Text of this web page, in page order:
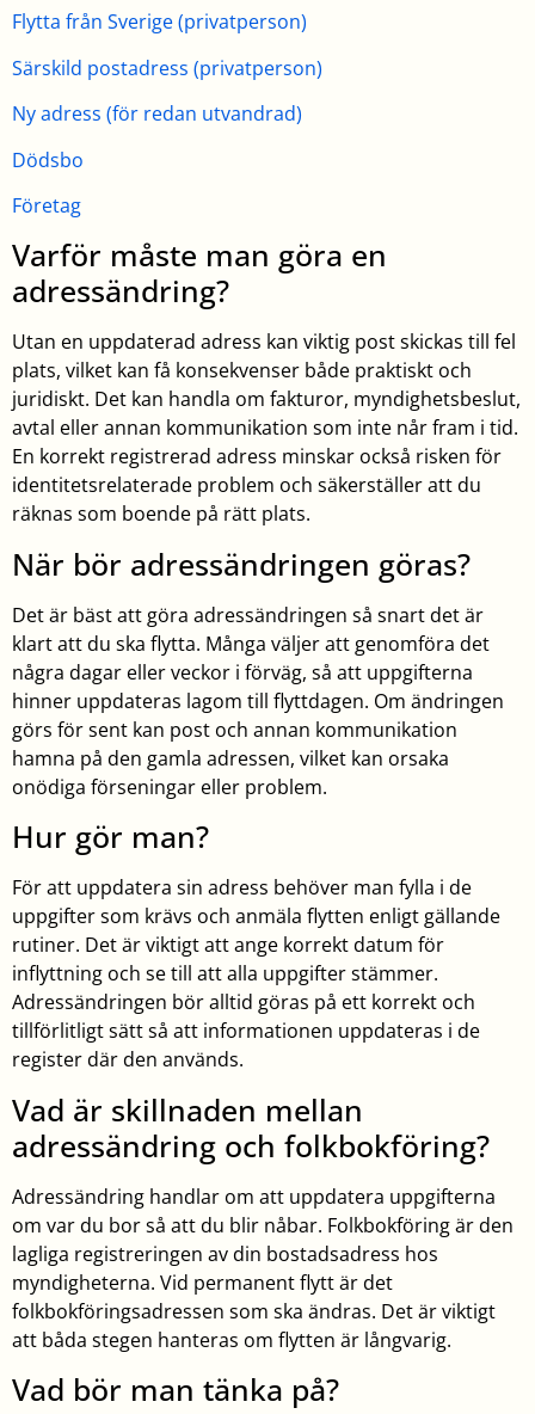
Flytta från Sverige (privatperson)
Särskild postadress (privatperson)
Ny adress (för redan utvandrad)
Dödsbo
Företag
Varför måste man göra en
adressändring?
Utan en uppdaterad adress kan viktig post skickas till fel
plats, vilket kan få konsekvenser både praktiskt och
juridiskt. Det kan handla om fakturor, myndighetsbeslut,
avtal eller annan kommunikation som inte når fram i tid.
En korrekt registrerad adress minskar också risken för
identitetsrelaterade problem och säkerställer att du
räknas som boende på rätt plats.
När bör adressändringen göras?
Det är bäst att göra adressändringen så snart det är
klart att du ska flytta. Många väljer att genomföra det
några dagar eller veckor i förväg, så att uppgifterna
hinner uppdateras lagom till flyttdagen. Om ändringen
görs för sent kan post och annan kommunikation
hamna på den gamla adressen, vilket kan orsaka
onödiga förseningar eller problem.
Hur gör man?
För att uppdatera sin adress behöver man fylla i de
uppgifter som krävs och anmäla flytten enligt gällande
rutiner. Det är viktigt att ange korrekt datum för
inflyttning och se till att alla uppgifter stämmer.
Adressändringen bör alltid göras på ett korrekt och
tillförlitligt sätt så att informationen uppdateras i de
register där den används.
Vad är skillnaden mellan
adressändring och folkbokföring?
Adressändring handlar om att uppdatera uppgifterna
om var du bor så att du blir nåbar. Folkbokföring är den
lagliga registreringen av din bostadsadress hos
myndigheterna. Vid permanent flytt är det
folkbokföringsadressen som ska ändras. Det är viktigt
att båda stegen hanteras om flytten är långvarig.
Vad bör man tänka på?